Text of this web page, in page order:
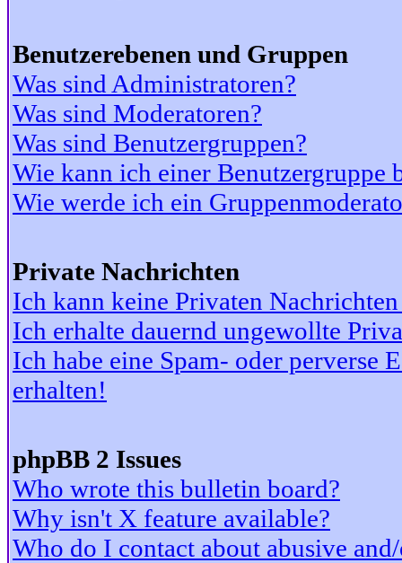
Benutzerebenen und Gruppen
Was sind Administratoren?
Was sind Moderatoren?
Was sind Benutzergruppen?
Wie kann ich einer Benutzergruppe
Wie werde ich ein
Private Nachrichten
Ich kann keine Privaten
Ich erhalte dauernd ungewollte
Ich habe eine Spam- oder perverse
erhalten!
phpBB 2 Issues
Who wrote this bulletin board?
Why isn't X feature available?
Who do I contact about abusive